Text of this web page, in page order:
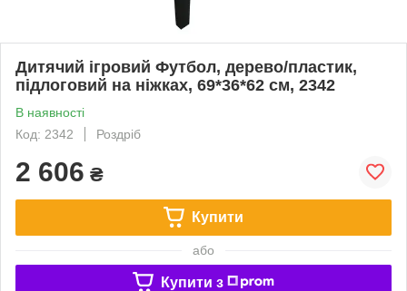
Дитячий ігровий Футбол, дерево/пластик,
підлоговий на ніжках, 69*36*62 см, 2342
В наявності
Код: 2342
Роздріб
2 606 ₴
Купити
або
Купити з